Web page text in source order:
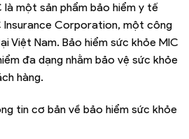
là một sản phẩm bảo hiểm y tế
Insurance Corporation, một công
Việt Nam. Bảo hiểm sức khỏe MIC
đa dạng nhằm bảo vệ sức khỏe
hàng.
tin cơ bản về bảo hiểm sức khỏe